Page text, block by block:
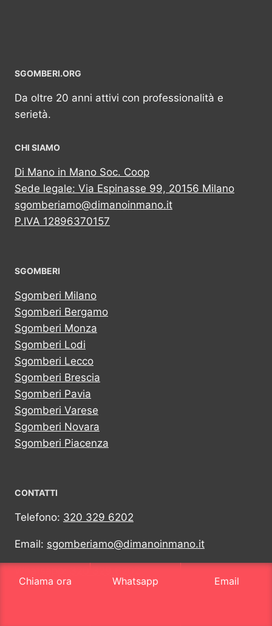
SGOMBERI.ORG
Da oltre 20 anni attivi con professionalità e
serietà.
CHI SIAMO
Di Mano in Mano Soc. Coop
Sede legale: Via Espinasse 99, 20156 Milano
sgomberiamo@dimanoinmano.it
P.IVA 12896370157
SGOMBERI
Sgomberi Milano
Sgomberi Bergamo
Sgomberi Monza
Sgomberi Lodi
Sgomberi Lecco
Sgomberi Brescia
Sgomberi Pavia
Sgomberi Varese
Sgomberi Novara
Sgomberi Piacenza
CONTATTI
Telefono: 320 329 6202
Email: sgomberiamo@dimanoinmano.it
Chiama ora
Whatsapp Email